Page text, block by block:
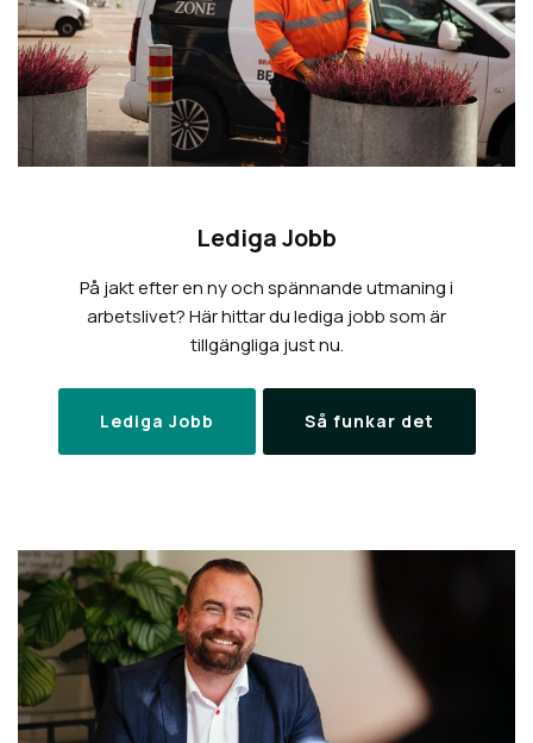
Lediga Jobb
På jakt efter en ny och spännande utmaning i
arbetslivet? Här hittar du lediga jobb som är
tillgängliga just nu.
Lediga Jobb Så funkar det